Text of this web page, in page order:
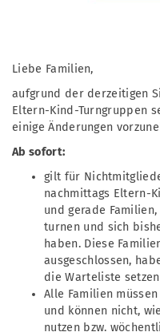
Liebe Familien,
aufgrund der derzeitigen
Eltern-Kind-Turngruppen
einige Änderungen
Ab sofort:
gilt für
nachmittags Eltern-
und gerade
turnen und sich
haben. Diese
ausgeschlossen,
die Warteliste
Alle Familien
und können nicht,
nutzen bzw.